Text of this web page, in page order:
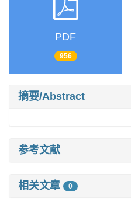
PDF
956
摘要/Abstract
参考文献
相关文章 0